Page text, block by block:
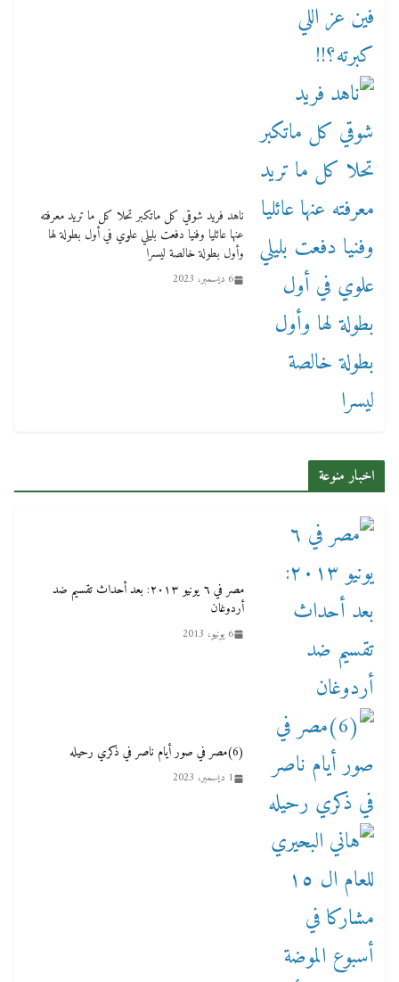
ناهد فريد شوقي كل ماتكبر تحلا كل ما تريد معرفته
عنها عائليا وفنيا دفعت بليلي علوي في أول بطولة لها
وأول بطولة خالصة ليسرا
6 ديسمبر، 2023
اخبار منوعة
مصر في ٦ يونيو ٢٠١٣: بعد أحداث تقسيم ضد
أردوغان
6 يونيو، 2013
(6)مصر في صور أيام ناصر في ذكري رحيله
1 ديسمبر، 2023